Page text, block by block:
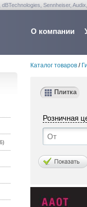
Sennheiser,
О компании
Каталог товаров/
Плитка
Розничная